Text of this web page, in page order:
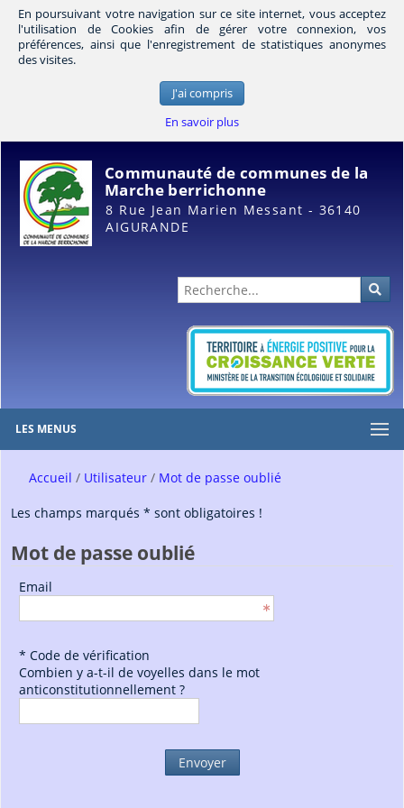
En poursuivant votre navigation sur ce site internet, vous acceptez
l'utilisation de Cookies afin de gérer votre connexion, vos
préférences, ainsi que l'enregistrement de statistiques anonymes
des visites.
J'ai compris
En savoir plus
Communauté de communes de la
Marche berrichonne
8 Rue Jean Marien Messant - 36140
AIGURANDE
LES MENUS
Accueil Utilisateur Mot de passe oublié
Les champs marqués * sont obligatoires !
Mot de passe oublié
Email
* Code de vérification
Combien y a-t-il de voyelles dans le mot
anticonstitutionnellement ?
Envoyer